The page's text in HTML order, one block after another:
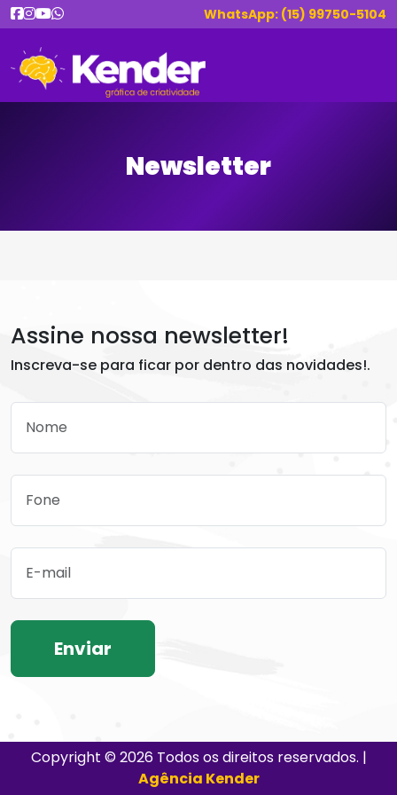
WhatsApp: (15) 99750-5104
Newsletter
Assine nossa newsletter!
Inscreva-se para ficar por dentro das novidades!.
Copyright © 2026 Todos os direitos reservados. |
Agência Kender